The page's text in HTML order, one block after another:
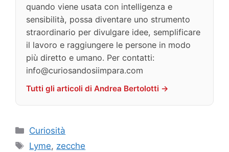
quando viene usata con intelligenza e
sensibilità, possa diventare uno strumento
straordinario per divulgare idee, semplificare
il lavoro e raggiungere le persone in modo
più diretto e umano. Per contatti:
info@curiosandosiimpara.com
Tutti gli articoli di Andrea Bertolotti →
Categorie
Curiosità
Tag
Lyme, zecche